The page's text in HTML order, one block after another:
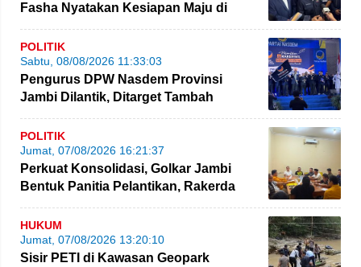
Fasha Nyatakan Kesiapan Maju di
Pilgub Jambi
POLITIK
Sabtu, 08/08/2026 11:33:03
Pengurus DPW Nasdem Provinsi
Jambi Dilantik, Ditarget Tambah
Perolehan Kursi Legislatif
POLITIK
Jumat, 07/08/2026 16:21:37
Perkuat Konsolidasi, Golkar Jambi
Bentuk Panitia Pelantikan, Rakerda
hingga Bimtek
HUKUM
Jumat, 07/08/2026 13:20:10
Sisir PETI di Kawasan Geopark